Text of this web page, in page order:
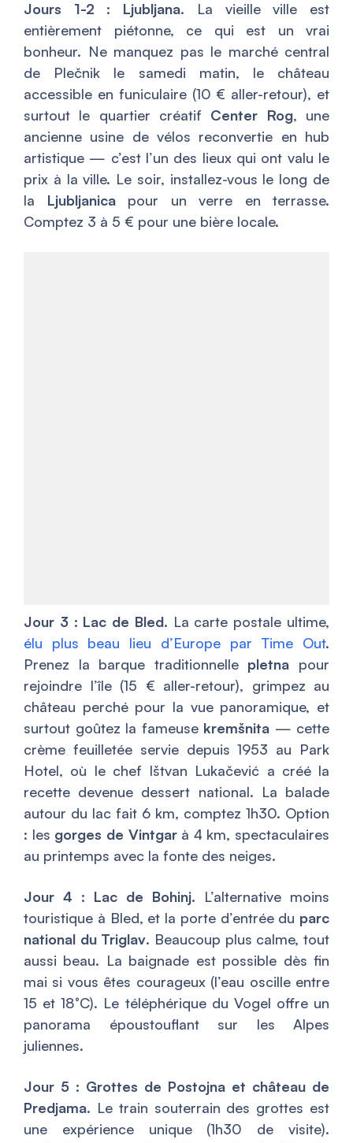
Jours 1-2 : Ljubljana. La vieille ville est
entièrement piétonne, ce qui est un vrai
bonheur. Ne manquez pas le marché central
de Plečnik le samedi matin, le château
accessible en funiculaire (10 € aller-retour), et
surtout le quartier créatif Center Rog, une
ancienne usine de vélos reconvertie en hub
artistique — c’est l’un des lieux qui ont valu le
prix à la ville. Le soir, installez-vous le long de
la Ljubljanicapour un verre en terrasse.
Comptez 3 à 5 € pour une bière locale.
Jour 3 : Lac de Bled. La carte postale ultime,
élu plus beau lieu d’Europe par Time Out.
Prenez la barque traditionnelle pletna pour
rejoindre l’île (15 € aller-retour), grimpez au
château perché pour la vue panoramique, et
surtout goûtez la fameuse kremšnita — cette
crème feuilletée servie depuis 1953 au Park
Hotel, où le chef Ištvan Lukačević a créé la
recette devenue dessert national. La balade
autour du lac fait 6 km, comptez 1h30. Option
: les gorges de Vintgarà 4 km, spectaculaires
au printemps avec la fonte des neiges.
Jour 4 : Lac de Bohinj. L’alternative moins
touristique à Bled, et la porte d’entrée du parc
national du Triglav. Beaucoup plus calme, tout
aussi beau. La baignade est possible dès fin
mai si vous êtes courageux (l’eau oscille entre
15 et 18°C). Le téléphérique du Vogel offre un
panorama époustouflant sur les Alpes
juliennes.
Jour 5 : Grottes de Postojna et château de
Predjama. Le train souterrain des grottes est
une expérience unique (1h30 de visite).